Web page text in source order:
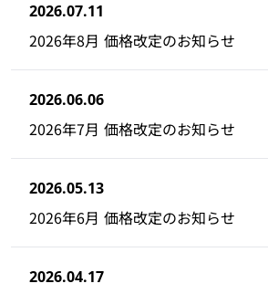
2026.07.11
2026年8月 価格改定のお知らせ
2026.06.06
2026年7月 価格改定のお知らせ
2026.05.13
2026年6月 価格改定のお知らせ
2026.04.17